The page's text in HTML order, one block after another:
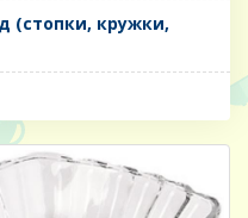
(стопки, кружки,